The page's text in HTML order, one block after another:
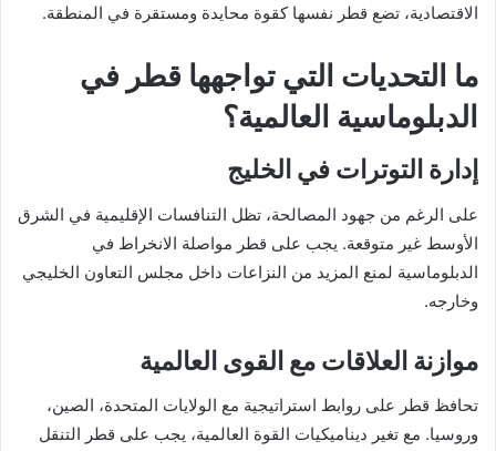
الاقتصادية، تضع قطر نفسها كقوة محايدة ومستقرة في المنطقة.
ما التحديات التي تواجهها قطر في
الدبلوماسية العالمية؟
إدارة التوترات في الخليج
على الرغم من جهود المصالحة، تظل التنافسات الإقليمية في الشرق
الأوسط غير متوقعة. يجب على قطر مواصلة الانخراط في
الدبلوماسية لمنع المزيد من النزاعات داخل مجلس التعاون الخليجي
وخارجه.
موازنة العلاقات مع القوى العالمية
تحافظ قطر على روابط استراتيجية مع الولايات المتحدة، الصين،
وروسيا. مع تغير ديناميكيات القوة العالمية، يجب على قطر التنقل